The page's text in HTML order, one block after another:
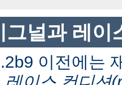
그널과 레이
이전에는